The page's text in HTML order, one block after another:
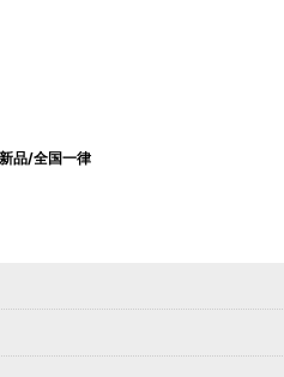
品/全国一律